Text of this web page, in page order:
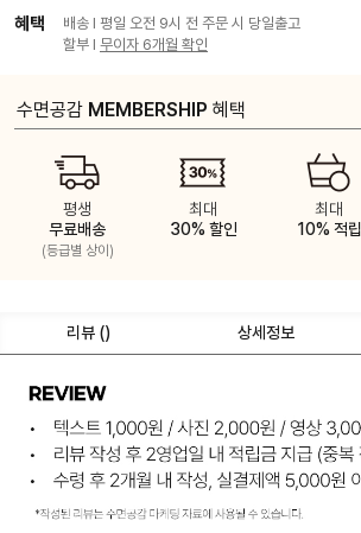
혜택
배송 I 평일 오전 9시 전 주문 시 당일출고
할부 I 무이자 6개월 확인
수면공감 MEMBERSHIP 혜택
평생
무료배송
(등급별 상이)
최대
30% 할인
최대
10% 적립
리뷰 () 상세정보